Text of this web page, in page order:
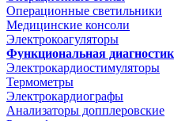
Операционные светильники
Медицинские консоли
Электрокоагуляторы
Функциональная
Электрокардиостимуляторы
Термометры
Электрокардиографы
Анализаторы допплеровские